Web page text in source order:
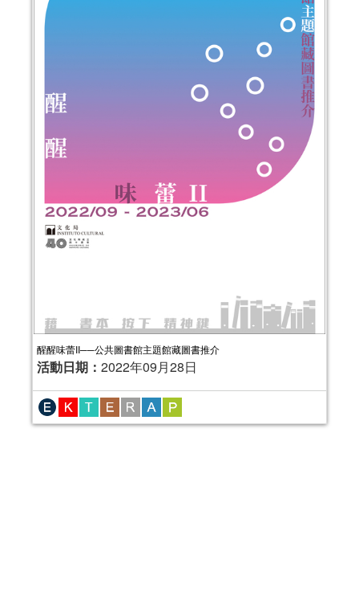
醒醒味蕾II──公共圖書館主題館藏圖書推介
活動日期： 2022年09月28日